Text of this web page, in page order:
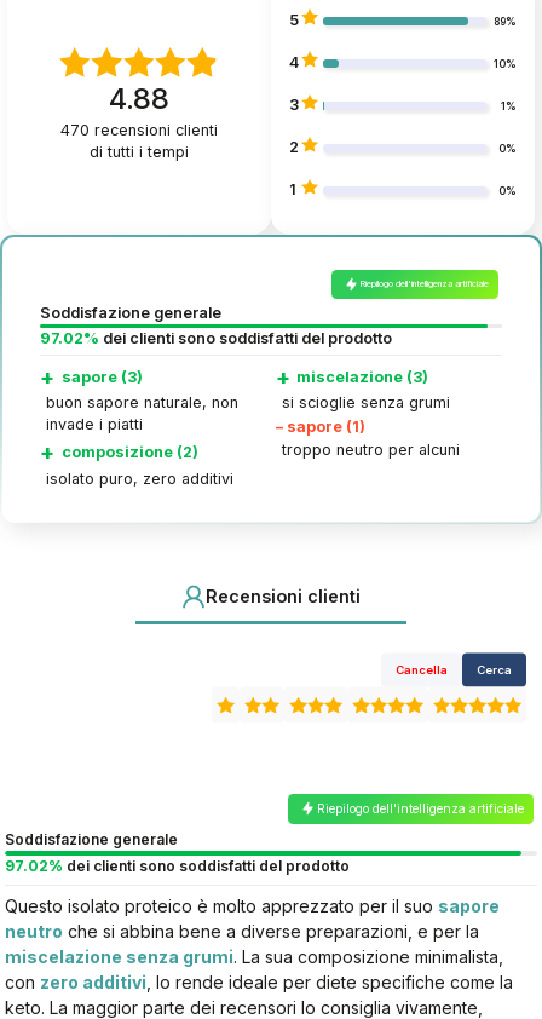
4.88
470 recensioni clienti
di tutti i tempi
5 89%
4 10%
3 1%
2 0%
1 0%
Riepilogo dell'intelligenza artificiale
Soddisfazione generale
97.02% dei clienti sono soddisfatti del prodotto
+ sapore (3)
buon sapore naturale, non
invade i piatti
+ composizione (2)
isolato puro, zero additivi
+ miscelazione (3)
si scioglie senza grumi
– sapore (1)
troppo neutro per alcuni
Recensioni clienti
Cancella Cerca
Riepilogo dell'intelligenza artificiale
Soddisfazione generale
97.02% dei clienti sono soddisfatti del prodotto
Questo isolato proteico è molto apprezzato per il suo sapore
neutro che si abbina bene a diverse preparazioni, e per la
miscelazione senza grumi. La sua composizione minimalista,
con zero additivi , lo rende ideale per diete specifiche come la
keto. La maggior parte dei recensori lo consiglia vivamente,